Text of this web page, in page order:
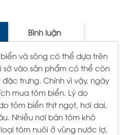
Bình luận
và sông có thể dựa trên
sờ vào sản phẩm có thể còn
trưng. Chính vì vậy, ngày
mua tôm biển. Lý do
tôm biển thịt ngọt, hơi dai,
Nhiều nơi bán tôm khô
tôm nuôi ở vùng nước lợ,